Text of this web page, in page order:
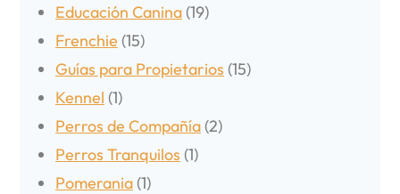
Educación Canina (19)
Frenchie (15)
Guías para Propietarios (15)
Kennel (1)
Perros de Compañía (2)
Perros Tranquilos (1)
Pomerania (1)